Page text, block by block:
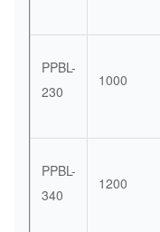
PPBL-
230
1000
PPBL-
340
1200